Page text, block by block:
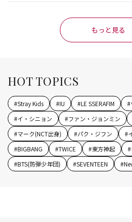
もっと見る
HOT TOPICS
#Stray Kids #IU #LE SSERAFIM #
#イ・シニョン #ファン・ジョンミン
#マーク(NCT出身) #パク・ジフン #
#BIGBANG #TWICE #東方神起 #
#BTS(防弾少年団) #SEVENTEEN #